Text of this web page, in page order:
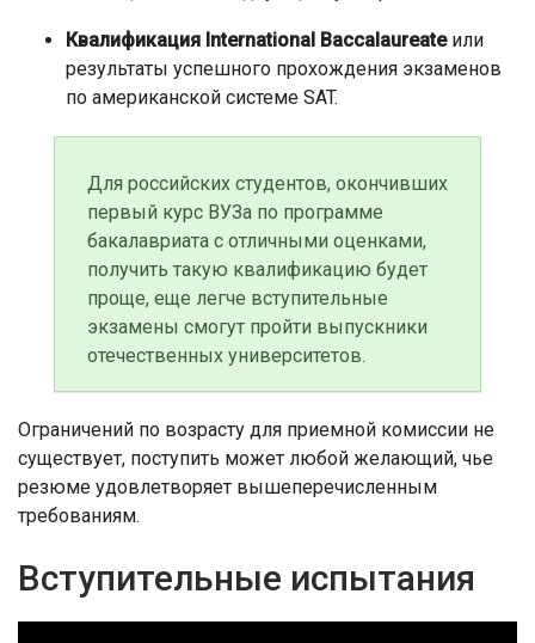
Квалификация International Baccalaureateили
результаты успешного прохождения экзаменов
по американской системе SAT.
Для российских студентов, окончивших
первый курс ВУЗа по программе
бакалавриата с отличными оценками,
получить такую квалификацию будет
проще, еще легче вступительные
экзамены смогут пройти выпускники
отечественных университетов.
Ограничений по возрасту для приемной комиссии не
существует, поступить может любой желающий, чье
резюме удовлетворяет вышеперечисленным
требованиям.
Вступительные испытания